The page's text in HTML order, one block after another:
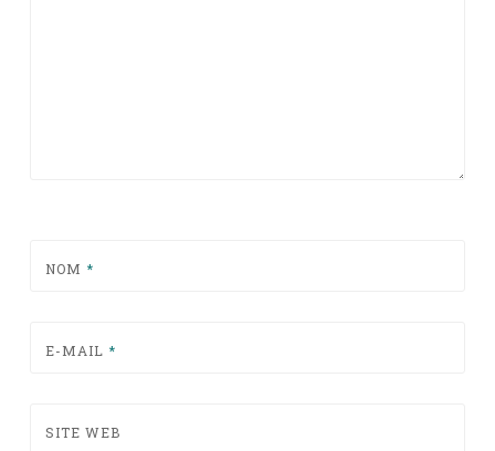
NOM *
E-MAIL *
SITE WEB